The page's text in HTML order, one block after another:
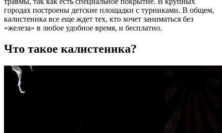
городах построены детские площадки с турниками. В общем,
калистеника все еще ждет тех, кто хочет заниматься без
«железа» в любое удобное время, и бесплатно.
Что такое калистеника?